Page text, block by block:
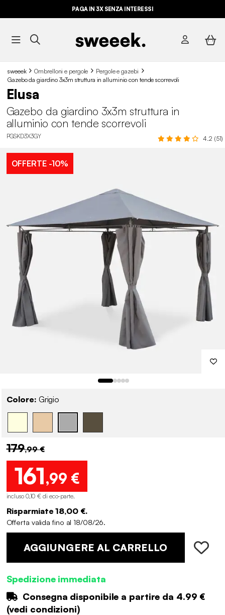
PAGA IN 3X SENZA INTERESSI
sweeek Ombrelloni e pergole
Pergole e gazebi
Gazebo da giardino 3x3m struttura in alluminio con tende scorrevoli
Elusa
Gazebo da giardino 3x3m struttura in
alluminio con tende scorrevoli
PGSKD3X3GY 4.2 (51)
OFFERTE-10%
Colore: Grigio
179,99 €
161,99 €
incluso 0,10 € di eco-parte.
Risparmiate 18,00 €.
Offerta valida fino al 18/08/26.
AGGIUNGERE AL CARRELLO
Spedizione immediata
Consegna disponibile a partire da 4.99 €
(vedi condizioni)